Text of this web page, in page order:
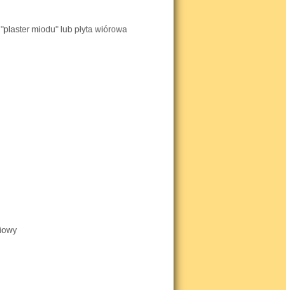
miodu" lub płyta wiórowa